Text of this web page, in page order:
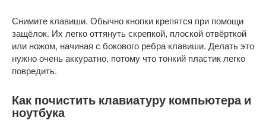
Снимите клавиши. Обычно кнопки крепятся при помощи
защёлок. Их легко оттянуть скрепкой, плоской отвёрткой
или ножом, начиная с бокового ребра клавиши. Делать это
нужно очень аккуратно, потому что тонкий пластик легко
повредить.
Как почистить клавиатуру компьютера и
ноутбука